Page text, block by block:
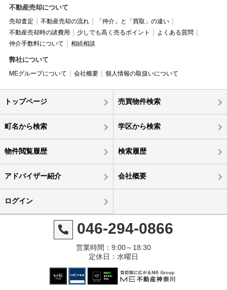
不動産売却について
売却査定 不動産売却の流れ
「仲介」と「買取」の違い
不動産売却時の諸費用
少しでも高く売るポイント
よくある質問
仲介手数料について
相続相談
弊社について
MEグループについて 会社概要 個人情報の取扱いについて
トップページ 売買物件検索
町名から検索 学区から検索
物件閲覧履歴 検索履歴
アドバイザー紹介 会社概要
ログイン
046-294-0866
営業時間：9:00～18:30
定休日：水曜日